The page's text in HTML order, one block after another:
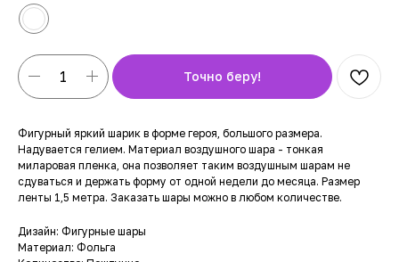
Точно беру!
Фигурный яркий шарик в форме героя, большого размера.
Надувается гелием. Материал воздушного шара - тонкая
миларовая пленка, она позволяет таким воздушным шарам не
сдуваться и держать форму от одной недели до месяца. Размер
ленты 1,5 метра. Заказать шары можно в любом количестве.
Дизайн: Фигурные шары
Материал: Фольга